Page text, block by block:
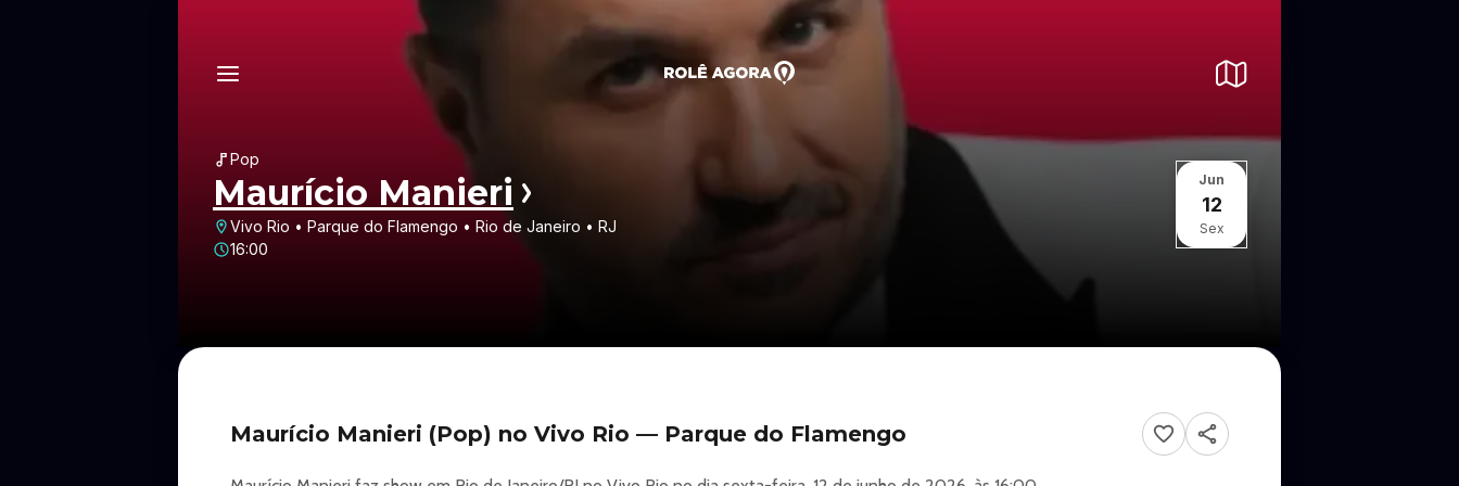
Pop
Maurício Manieri
Vivo Rio • Parque do Flamengo • Rio de Janeiro • RJ
16:00
Jun
12
Sex
Maurício Manieri (Pop) no Vivo Rio — Parque do Flamengo